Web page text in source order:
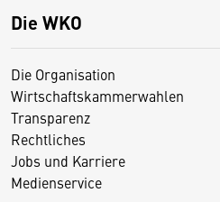
Die WKO
Die Organisation
Wirtschaftskammerwahlen
Transparenz
Rechtliches
Jobs und Karriere
Medienservice